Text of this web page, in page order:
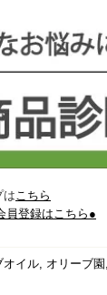
はこちら
員登録はこちら●
オイル オリーブ園